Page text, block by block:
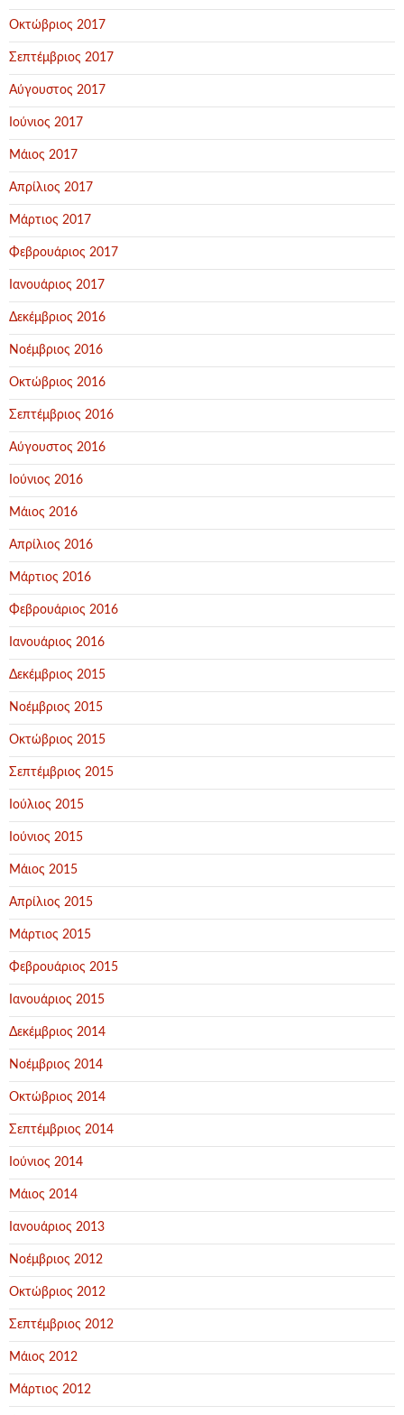
Οκτώβριος 2017
Σεπτέμβριος 2017
Αύγουστος 2017
Ιούνιος 2017
Μάιος 2017
Απρίλιος 2017
Μάρτιος 2017
Φεβρουάριος 2017
Ιανουάριος 2017
Δεκέμβριος 2016
Νοέμβριος 2016
Οκτώβριος 2016
Σεπτέμβριος 2016
Αύγουστος 2016
Ιούνιος 2016
Μάιος 2016
Απρίλιος 2016
Μάρτιος 2016
Φεβρουάριος 2016
Ιανουάριος 2016
Δεκέμβριος 2015
Νοέμβριος 2015
Οκτώβριος 2015
Σεπτέμβριος 2015
Ιούλιος 2015
Ιούνιος 2015
Μάιος 2015
Απρίλιος 2015
Μάρτιος 2015
Φεβρουάριος 2015
Ιανουάριος 2015
Δεκέμβριος 2014
Νοέμβριος 2014
Οκτώβριος 2014
Σεπτέμβριος 2014
Ιούνιος 2014
Μάιος 2014
Ιανουάριος 2013
Νοέμβριος 2012
Οκτώβριος 2012
Σεπτέμβριος 2012
Μάιος 2012
Μάρτιος 2012